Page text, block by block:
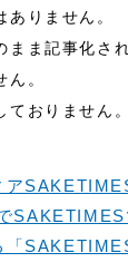
りません。
まま記事化さ
ん。
おりません。
ア
SAKETIMES
「